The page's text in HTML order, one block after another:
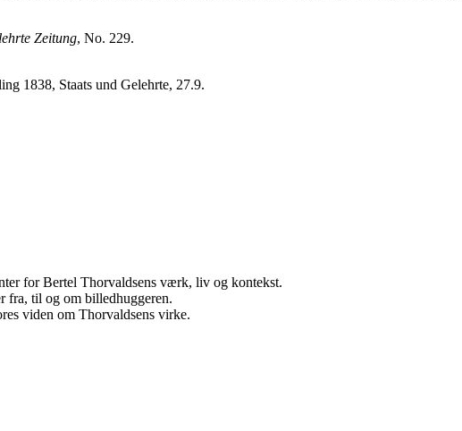
Zeitung, No. 229.
1838, Staats und Gelehrte, 27.9.
for Bertel Thorvaldsens værk, liv og kontekst.
fra, til og om billedhuggeren.
viden om Thorvaldsens virke.